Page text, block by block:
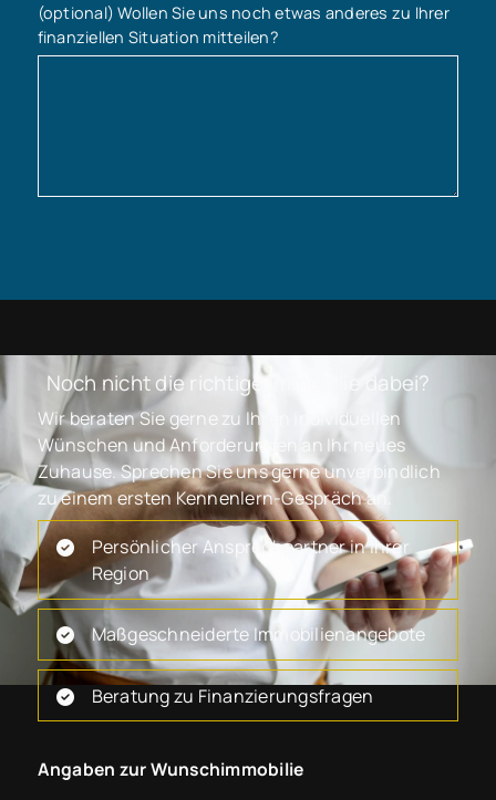
(optional) Wollen Sie uns noch etwas anderes zu Ihrer
finanziellen Situation mitteilen?
Noch nicht die richtige Immobilie dabei?
Wir beraten Sie gerne zu Ihren individuellen
Wünschen und Anforderungen an Ihr neues
Zuhause. Sprechen Sie uns gerne unverbindlich
zu einem ersten Kennenlern-Gespräch an.
Persönlicher Ansprechpartner in Ihrer
Region
Maßgeschneiderte Immobilienangebote
Beratung zu Finanzierungsfragen
Angaben zur Wunschimmobilie